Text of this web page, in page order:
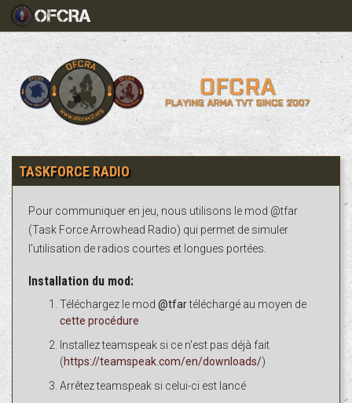
TASKFORCE RADIO
Pour communiquer en jeu, nous utilisons le mod @tfar
(Task Force Arrowhead Radio) qui permet de simuler
l'utilisation de radios courtes et longues portées.
Installation du mod:
Téléchargez le mod @tfartéléchargé au moyen de
cette procédure
Installez teamspeak si ce n'est pas déjà fait
(https://teamspeak.com/en/downloads/)
Arrêtez teamspeak si celui-ci est lancé